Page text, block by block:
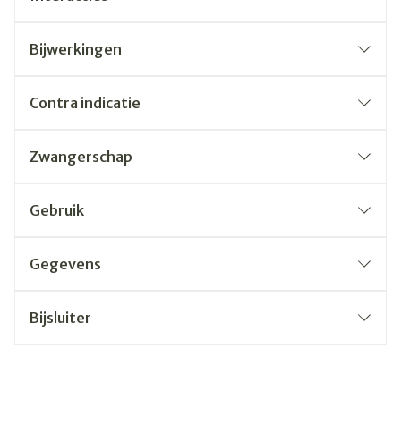
Bijwerkingen
Contra indicatie
Zwangerschap
Gebruik
Gegevens
Bijsluiter